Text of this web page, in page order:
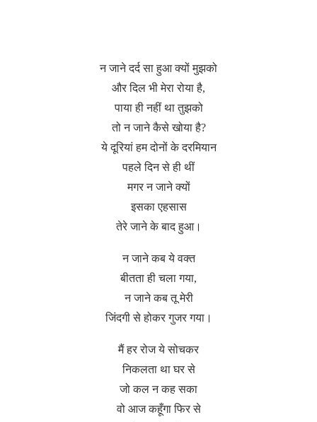
न जाने दर्द सा हुआ क्यों मुझको
और दिल भी मेरा रोया है,
पाया ही नहीं था तुझको
तो न जाने कैसे खोया है?
ये दूरियां हम दोनों के दरमियान
पहले दिन से ही थीं
मगर न जाने क्यों
इसका एहसास
तेरे जाने के बाद हुआ।
न जाने कब ये वक्त
बीतता ही चला गया,
न जाने कब तू मेरी
जिंदगी से होकर गुजर गया।
मैं हर रोज ये सोचकर
निकलता था घर से
जो कल न कह सका
वो आज कहूँगा फिर से